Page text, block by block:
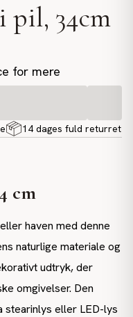
pil, 34cm
for mere
14 dages fuld returret
cm
haven med denne
naturlige materiale og
udtryk, der
omgivelser. Den
eller LED-lys